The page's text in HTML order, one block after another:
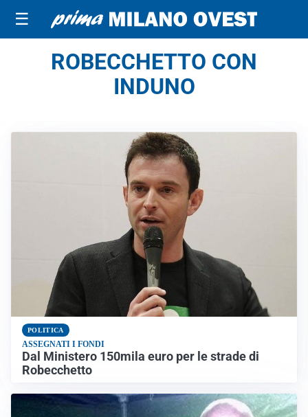
☰
ROBECCHETTO CON
INDUNO
POLITICA
ASSEGNATI I FONDI
Dal Ministero 150mila euro per le strade di
Robecchetto